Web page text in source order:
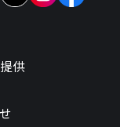
供